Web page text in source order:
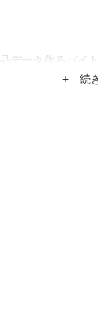
データ作るバイ
+ 続